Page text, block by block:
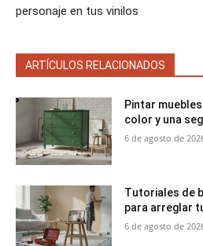
personaje en tus vinilos
ARTÍCULOS RELACIONADOS
Pintar
color y una
6 de agosto de
Tutoriales de
para arreglar
6 de agosto de